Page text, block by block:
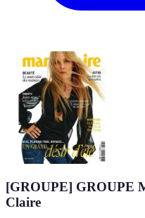
[GROUPE] GROUPE
Claire